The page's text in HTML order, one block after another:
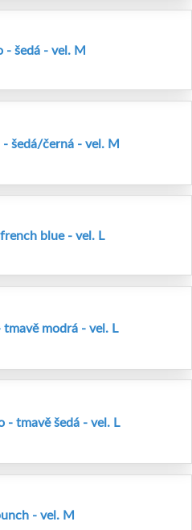
- šedá - vel. M
- šedá/černá - vel. M
blue - vel. L
modrá - vel. L
- tmavě šedá - vel. L
- vel. M